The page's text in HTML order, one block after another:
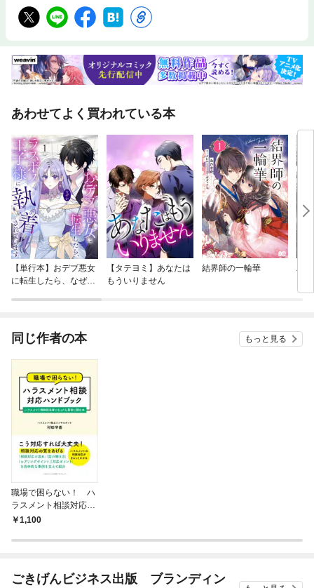
ー・エム株式会社、医療系IT関連会社で管理職を経験後、研修講師、企業
内カウンセラー、コーチ。管理職経験とコーチ、カウンセラーとしての現
場経験を活かしたコミュニケーション・ハラスメント・メンタルヘルスに
年間120件以上実施。ハラスメント相談窓口の対応でこじれてしまうケー
スのご相談を受けたことから、相談窓口担当者の研修にも力を入れ、のべ
1000名以上の相談対応を行っている。
あわせてよく買われている本
【単行本】おデブ悪女
に転生したら、なぜか
【タテヨミ】あなたは
もういりません
結界師の一輪華
バ
今
同じ作者の本 もっと見る
職場で困らない！ ハ
ラスメント相談対応ハ
ンドブック ハラスメ
たら最初に読む本
1,100
ごきげんビジネス出版 ブランディン